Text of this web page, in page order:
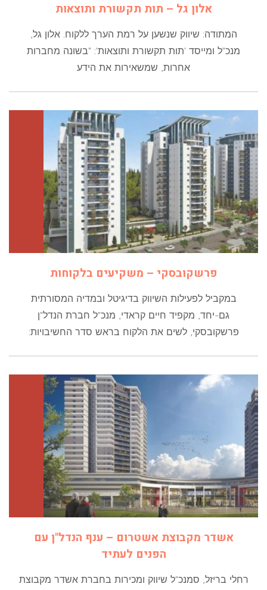
אלון גל – תות תקשורת ותוצאות
המתודה: שיווק שנשען על רמת הערך ללקוח. אלון גל,
מנכ"ל ומייסד 'תות תקשורת ותוצאות': "בשונה מחברות
אחרות, שמשאירות את הידע
פרשקובסקי – משקיעים בלקוחות
במקביל לפעילות השיווק בדיגיטל ובמדיה המסורתית
גם-יחד, מקפיד חיים קראדי, מנכ"ל חברת הנדל"ן
פרשקובסקי, לשים את הלקוח בראש סדר החשיבויות:
אשדר מקבוצת אשטרום – ענף הנדל"ן עם
הפנים לעתיד
רחלי בריזל, סמנכ"ל שיווק ומכירות בחברת אשדר מקבוצת